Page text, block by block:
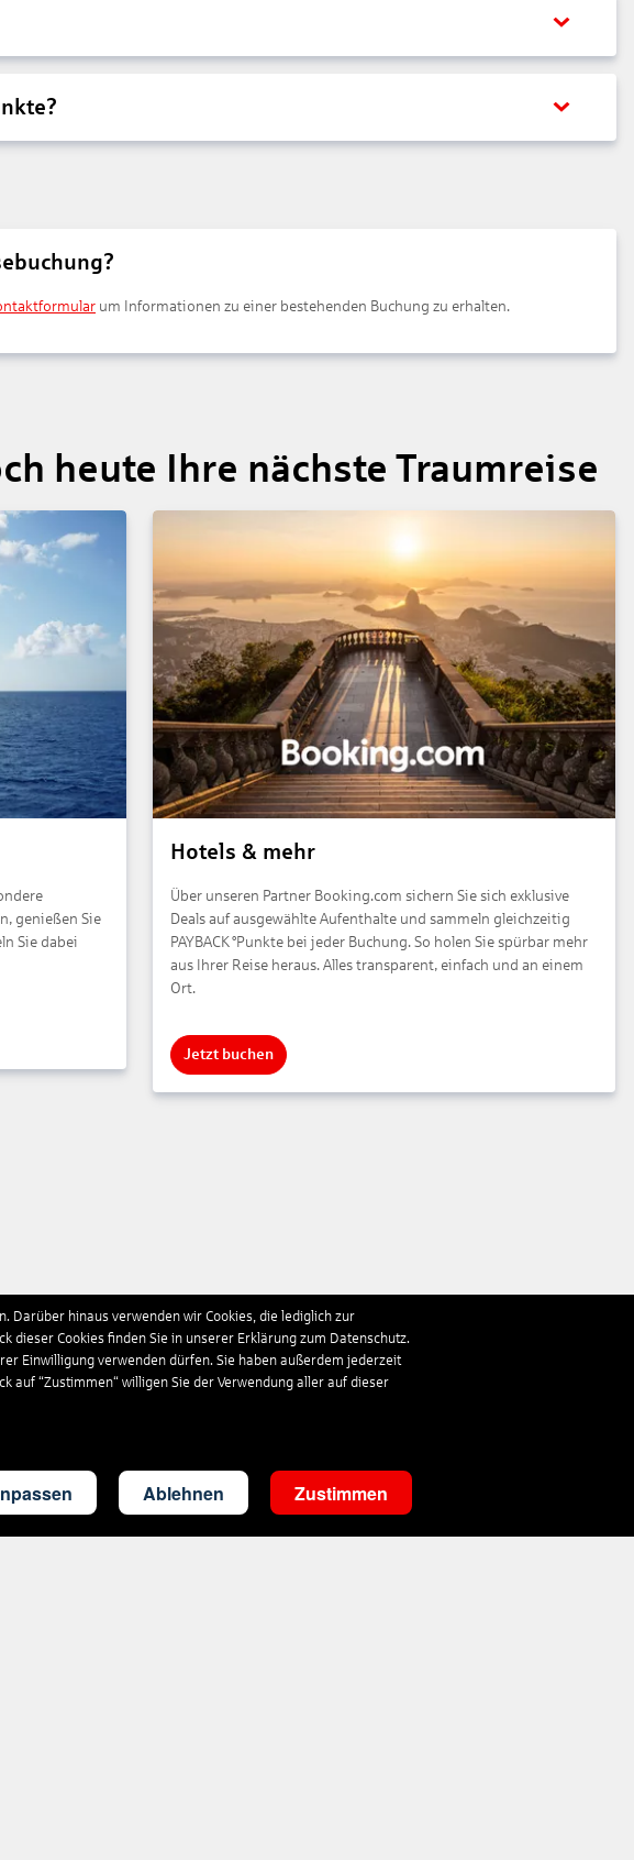
um Informationen zu einer bestehenden Buchung zu erhalten.
heute Ihre nächste Traumreise
genießen Sie
Sie dabei
Hotels & mehr
Über unseren Partner Booking.com sichern Sie sich exklusive
Deals auf ausgewählte Aufenthalte und sammeln gleichzeitig
PAYBACK °Punkte bei jeder Buchung. So holen Sie spürbar mehr
aus Ihrer Reise heraus. Alles transparent, einfach und an einem
Ort.
Jetzt buchen
Darüber hinaus verwenden wir Cookies, die lediglich zur
dieser Cookies finden Sie in unserer Erklärung zum Datenschutz.
Einwilligung verwenden dürfen. Sie haben außerdem jederzeit
auf “Zustimmen“ willigen Sie der Verwendung aller auf dieser
Ablehnen Zustimmen